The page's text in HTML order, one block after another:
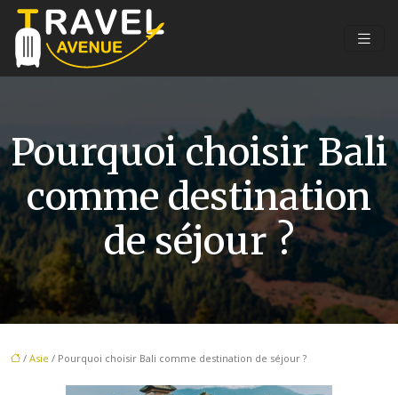
Pourquoi choisir Bali
comme destination
de séjour ?
/ Asie / Pourquoi choisir Bali comme destination de séjour ?